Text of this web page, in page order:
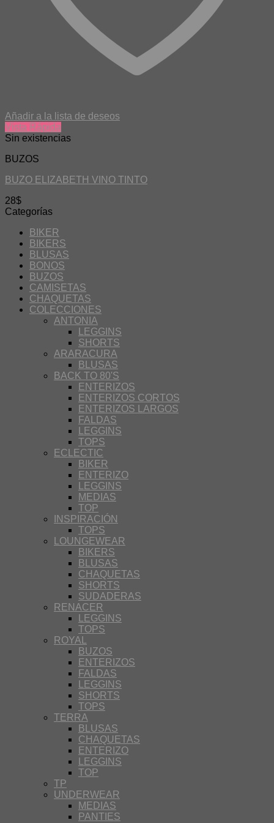
Añadir a la lista de deseos
Vista Rápida
Sin existencias
BUZOS
BUZO ELIZABETH VINO TINTO
28$
Categorías
BIKER
BIKERS
BLUSAS
BONOS
BUZOS
CAMISETAS
CHAQUETAS
COLECCIONES
ANTONIA
LEGGINS
SHORTS
ARARACURA
BLUSAS
BACK TO 80'S
ENTERIZOS
ENTERIZOS CORTOS
ENTERIZOS LARGOS
FALDAS
LEGGINS
TOPS
ECLECTIC
BIKER
ENTERIZO
LEGGINS
MEDIAS
TOP
INSPIRACIÓN
TOPS
LOUNGEWEAR
BIKERS
BLUSAS
CHAQUETAS
SHORTS
SUDADERAS
RENACER
LEGGINS
TOPS
ROYAL
BUZOS
ENTERIZOS
FALDAS
LEGGINS
SHORTS
TOPS
TERRA
BLUSAS
CHAQUETAS
ENTERIZO
LEGGINS
TOP
TP
UNDERWEAR
MEDIAS
PANTIES